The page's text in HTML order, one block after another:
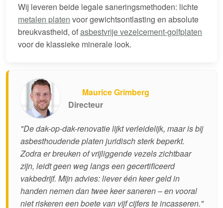
Wij leveren beide legale saneringsmethoden: lichte
metalen platen voor gewichtsontlasting en absolute
breukvastheid, ofasbestvrije vezelcement-golfplaten
voor de klassieke minerale look.
Maurice Grimberg
Directeur
"De dak-op-dak-renovatie lijkt verleidelijk, maar is bij
asbesthoudende platen juridisch sterk beperkt.
Zodra er breuken of vrijliggende vezels zichtbaar
zijn, leidt geen weg langs een gecertificeerd
vakbedrijf. Mijn advies: liever één keer geld in
handen nemen dan twee keer saneren – en vooral
niet riskeren een boete van vijf cijfers te incasseren."